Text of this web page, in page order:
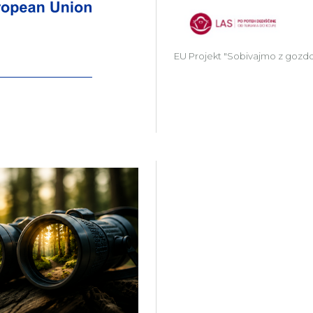
EU Projekt "Sobivajmo z